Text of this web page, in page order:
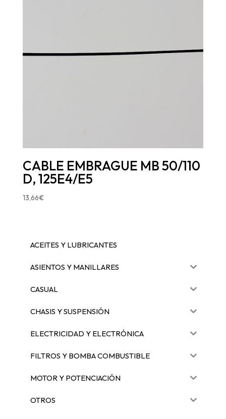
CABLE EMBRAGUE MB 50/110
D, 125E4/E5
13,66€
ACEITES Y LUBRICANTES
ASIENTOS Y MANILLARES
CASUAL
CHASIS Y SUSPENSIÓN
ELECTRICIDAD Y ELECTRÓNICA
FILTROS Y BOMBA COMBUSTIBLE
MOTOR Y POTENCIACIÓN
OTROS